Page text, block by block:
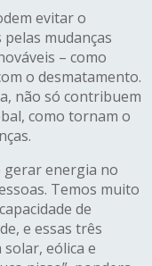
evitar o
mudanças
– como
o desmatamento.
não só contribuem
como tornam o
gerar energia no
Temos muito
de
e essas três
eólica e